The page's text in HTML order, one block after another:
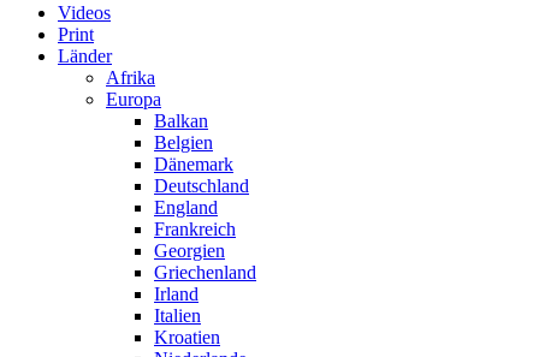
Videos
Print
Länder
Afrika
Europa
Balkan
Belgien
Dänemark
Deutschland
England
Frankreich
Georgien
Griechenland
Irland
Italien
Kroatien